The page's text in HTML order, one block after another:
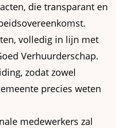
die transparant en
volledig in lijn met
Verhuurderschap.
zodat zowel
precies weten
medewerkers zal